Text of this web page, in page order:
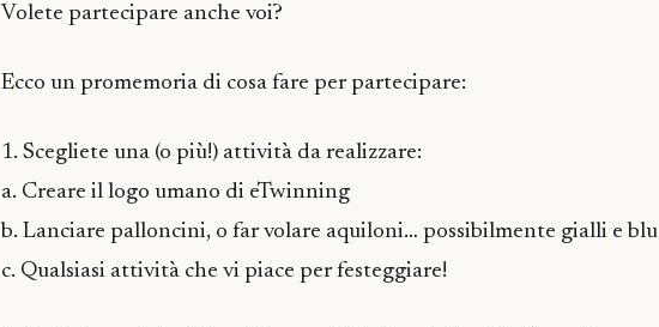
Volete partecipare anche voi?
Ecco un promemoria di cosa fare per partecipare:
1. Scegliete una (o più!) attività da realizzare:
a. Creare il logo umano di eTwinning
b. Lanciare palloncini, o far volare aquiloni… possibilmente gialli e blu
c. Qualsiasi attività che vi piace per festeggiare!